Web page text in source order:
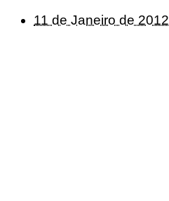
11 de Janeiro de 2012